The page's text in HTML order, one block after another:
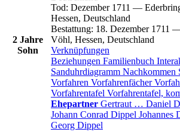
2 Jahre
Sohn
Tod: Dezember 1711 —
Hessen, Deutschland
Bestattung: 18. Dezember 1711
Vöhl, Hessen, Deutschland
Verknüpfungen
Beziehungen Familienbuch
Sanduhrdiagramm Nachkommen
Vorfahren Vorfahrenfächer
Vorfahrentafel Vorfahrentafel,
Ehepartner Gertraut … Daniel
Johann Conrad Dippel Johannes
Georg Dippel